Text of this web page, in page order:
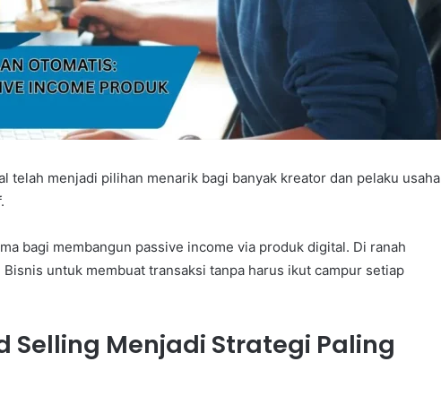
telah menjadi pilihan menarik bagi banyak kreator dan pelaku usaha
bagi membangun passive income via produk digital. Di ranah
untuk membuat transaksi tanpa harus ikut campur setiap
Menjadi Strategi Paling